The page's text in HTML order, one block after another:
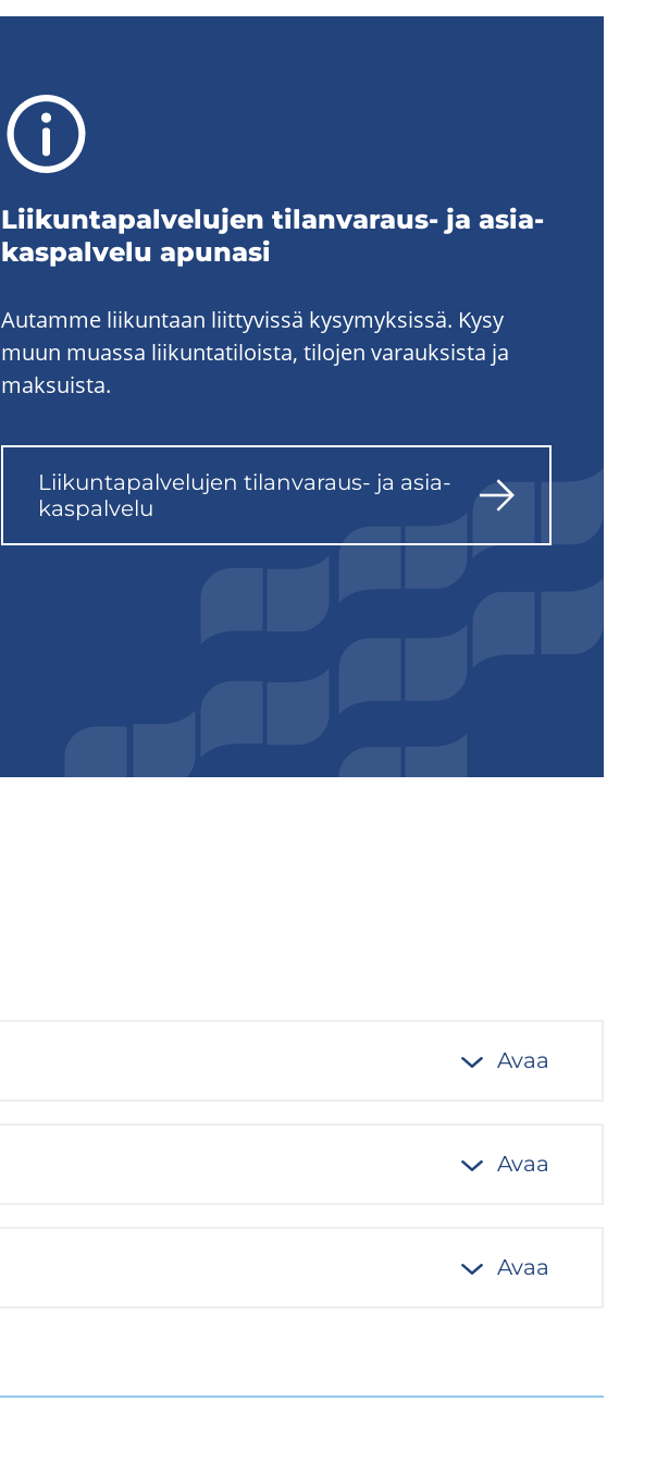
Lii­kun­ta­pal­ve­lu­jen tilanvaraus-​ ja asia­
kas­pal­ve­lu apu­na­si
Autamme liikuntaan liittyvissä kysymyksissä. Kysy
muun muassa liikuntatiloista, tilojen varauksista ja
maksuista.
Lii­kun­ta­pal­ve­lu­jen tilanvaraus-​ ja asia­
kas­pal­ve­lu
Avaa
Avaa
Avaa